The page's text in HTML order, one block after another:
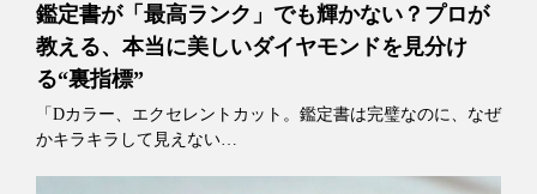
鑑定書が「最高ランク」でも輝かない？プロが
教える、本当に美しいダイヤモンドを見分け
る“裏指標”
「Dカラー、エクセレントカット。鑑定書は完璧なのに、なぜ
かキラキラして見えない…